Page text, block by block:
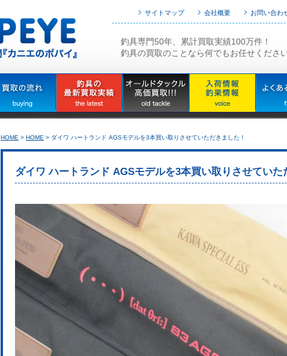
サイトマップ 会社概要 お問い合わ
釣具専門50年、累計買取実績100万件！
釣具の買取のことなら何でもお任せください
HOME > HOME > ダイワ ハートランド AGSモデルを3本買い取りさせていただきました！
ダイワ ハートランド AGSモデルを3本買い取りさせていた